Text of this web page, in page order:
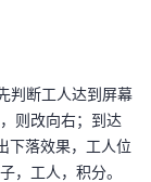
判断工人达到屏幕
则改向右；到达
下落效果，工人位
，工人，积分。